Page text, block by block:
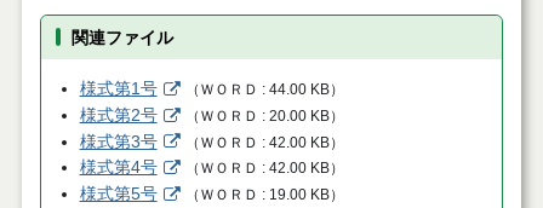
関連ファイル
様式第1号 （ ＷＯＲＤ 44.00 KB）
様式第2号 （ ＷＯＲＤ 20.00 KB）
様式第3号 （ ＷＯＲＤ 42.00 KB）
様式第4号 （ ＷＯＲＤ 42.00 KB）
様式第5号 （ ＷＯＲＤ 19.00 KB）